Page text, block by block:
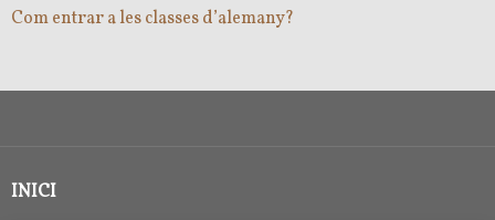
Com entrar a les classes d’alemany?
INICI